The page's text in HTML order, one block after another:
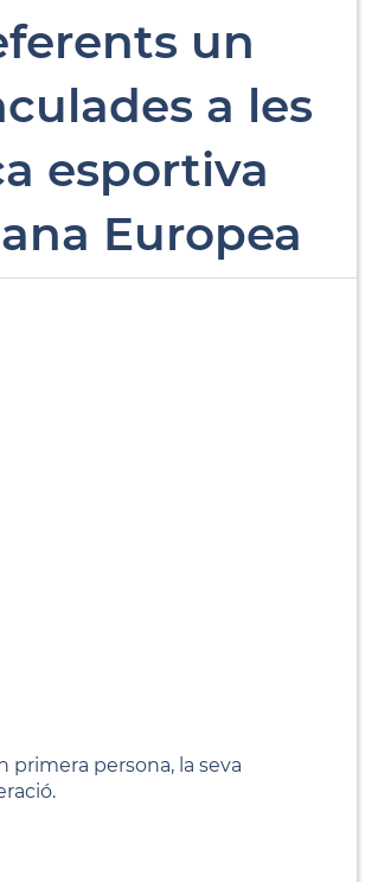
un
a les
esportiva
Europea
primera persona, la seva